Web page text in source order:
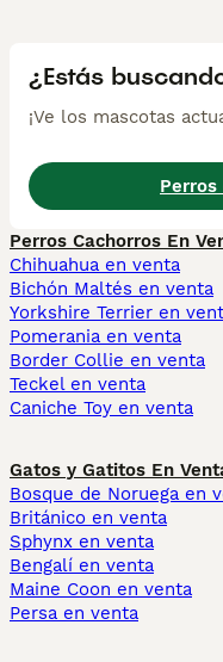
¿Estás
¡Ve los mascotas
Perros Cachorros En
Chihuahua en venta
Bichón Maltés en venta
Yorkshire Terrier en
Pomerania en venta
Border Collie en venta
Teckel en venta
Caniche Toy en venta
Gatos y Gatitos En
Bosque de Noruega en
Británico en venta
Sphynx en venta
Bengalí en venta
Maine Coon en venta
Persa en venta